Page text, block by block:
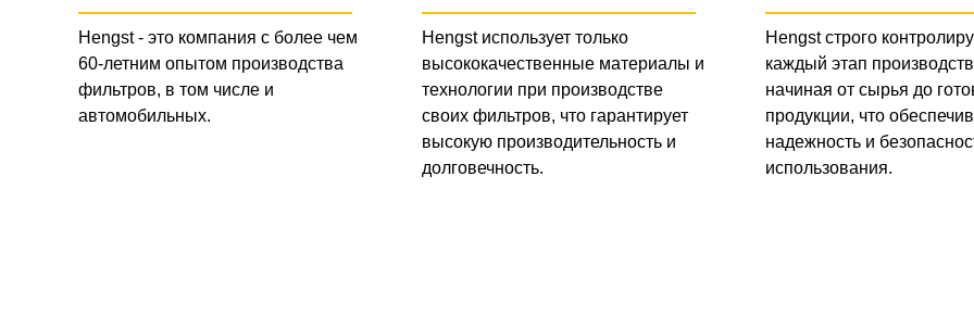
Hengst - это компания с более чем
60-летним опытом производства
фильтров, в том числе и
автомобильных.
Hengst использует только
высококачественные материалы и
технологии при производстве
своих фильтров, что гарантирует
высокую производительность и
долговечность.
Hengst строго
каждый этап
начиная от сырья до
продукции, что
надежность и
использования.